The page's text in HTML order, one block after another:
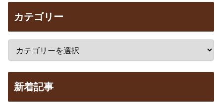
カテゴリー
新着記事